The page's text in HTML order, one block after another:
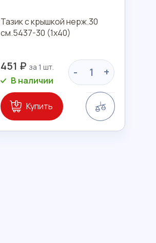
Тазик с крышкой нерж.30
см.5437-30 (1х40)
451 ₽ - +
В наличии
Купить